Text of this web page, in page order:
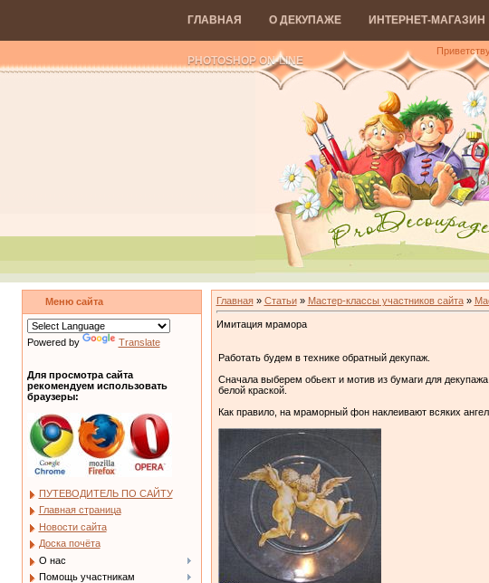
ГЛАВНАЯ О ДЕКУПАЖЕ ИНТЕРНЕТ-МАГАЗИН
PHOTOSHOP ON-LINE
Меню сайта
Powered by Translate
Для просмотра сайта
рекомендуем использовать
браузеры:
ПУТЕВОДИТЕЛЬ ПО САЙТУ
Главная страница
Новости сайта
Доска почёта
О нас
Помощь участникам
Главная» Статьи» Мастер-классы участников сайта»
Имитация мрамора
Работать будем в технике обратный декупаж.
Сначала выберем обьект и мотив из бумаги для
белой краской.
Как правило, на мраморный фон наклеивают всяких